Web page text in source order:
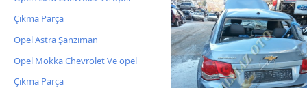
Çıkma Parça
Opel Astra Şanzıman
Opel Mokka Chevrolet Ve opel
Çıkma Parça